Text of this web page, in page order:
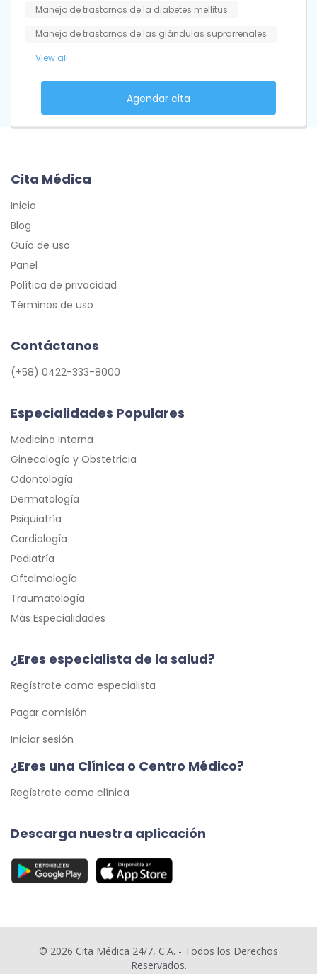
Manejo de trastornos de la diabetes mellitus
Manejo de trastornos de las glándulas suprarrenales
View all
Agendar cita
Cita Médica
Inicio
Blog
Guía de uso
Panel
Política de privacidad
Términos de uso
Contáctanos
(+58) 0422-333-8000
Especialidades Populares
Medicina Interna
Ginecología y Obstetricia
Odontología
Dermatología
Psiquiatría
Cardiología
Pediatría
Oftalmología
Traumatología
Más Especialidades
¿Eres especialista de la salud?
Regístrate como especialista
Pagar comisión
Iniciar sesión
¿Eres una Clínica o Centro Médico?
Regístrate como clínica
Descarga nuestra aplicación
© 2026 Cita Médica 24/7, C.A. - Todos los Derechos
Reservados.